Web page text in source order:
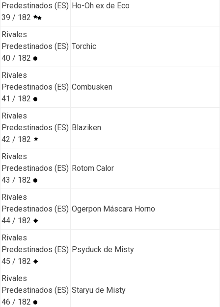
Predestinados (ES)
39 / 182
Ho-Oh ex de Eco
Rivales
Predestinados (ES)
40 / 182
Torchic
Rivales
Predestinados (ES)
41 / 182
Combusken
Rivales
Predestinados (ES)
42 / 182
Blaziken
Rivales
Predestinados (ES)
43 / 182
Rotom Calor
Rivales
Predestinados (ES)
44 / 182
Ogerpon Máscara Horno
Rivales
Predestinados (ES)
45 / 182
Psyduck de Misty
Rivales
Predestinados (ES)
46 / 182
Staryu de Misty